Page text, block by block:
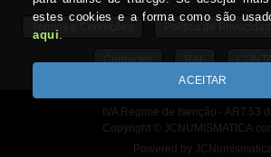
Termos e Condições
Contactos RAL
IVA Regime de Isenção - ART.53
Copyright ©
Powered by JCNumismatica